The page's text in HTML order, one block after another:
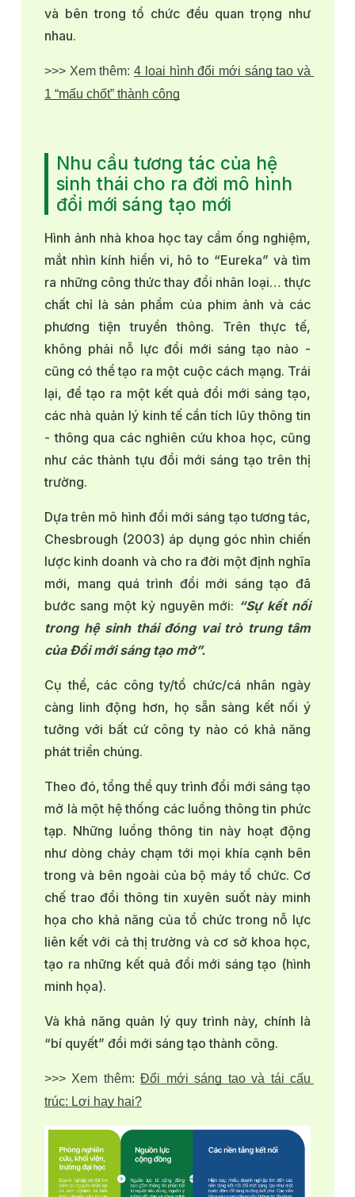
và bên trong tổ chức đều quan trọng như
nhau.
>>> Xem thêm: 4 loại hình đổi mới sáng tạo và
1 “mấu chốt” thành công
Nhu cầu tương tác của hệ
sinh thái cho ra đời mô hình
đổi mới sáng tạo mới
Hình ảnh nhà khoa học tay cầm ống nghiệm,
mắt nhìn kính hiển vi, hô to “Eureka” và tìm
ra những công thức thay đổi nhân loại… thực
chất chỉ là sản phẩm của phim ảnh và các
phương tiện truyền thông. Trên thực tế,
không phải nỗ lực đổi mới sáng tạo nào -
cũng có thể tạo ra một cuộc cách mạng. Trái
lại, để tạo ra một kết quả đổi mới sáng tạo,
các nhà quản lý kinh tế cần tích lũy thông tin
- thông qua các nghiên cứu khoa học, cũng
như các thành tựu đổi mới sáng tạo trên thị
trường.
Dựa trên mô hình đổi mới sáng tạo tương tác,
Chesbrough (2003) áp dụng góc nhìn chiến
lược kinh doanh và cho ra đời một định nghĩa
mới, mang quá trình đổi mới sáng tạo đã
bước sang một kỷ nguyên mới: “Sự kết nối
trong hệ sinh thái đóng vai trò trung tâm
của Đổi mới sáng tạo mở”.
Cụ thể, các công ty/tổ chức/cá nhân ngày
càng linh động hơn, họ sẵn sàng kết nối ý
tưởng với bất cứ công ty nào có khả năng
phát triển chúng.
Theo đó, tổng thể quy trình đổi mới sáng tạo
mở là một hệ thống các luồng thông tin phức
tạp. Những luồng thông tin này hoạt động
như dòng chảy chạm tới mọi khía cạnh bên
trong và bên ngoài của bộ máy tổ chức. Cơ
chế trao đổi thông tin xuyên suốt này minh
họa cho khả năng của tổ chức trong nỗ lực
liên kết với cả thị trường và cơ sở khoa học,
tạo ra những kết quả đổi mới sáng tạo (hình
minh họa).
Và khả năng quản lý quy trình này, chính là
“bí quyết” đổi mới sáng tạo thành công.
>>> Xem thêm: Đổi mới sáng tạo và tái cấu
trúc: Lợi hay hại?